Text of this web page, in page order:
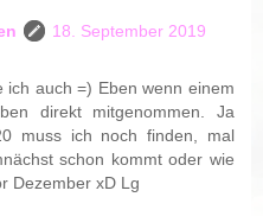
18. September 2019
ich auch =) Eben wenn einem
direkt mitgenommen. Ja
muss ich noch finden, mal
schon kommt oder wie
Dezember xD Lg